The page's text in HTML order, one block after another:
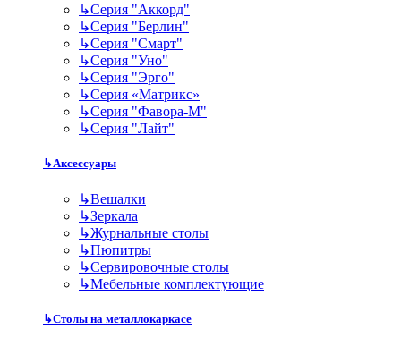
↳Серия "Аккорд"
↳Серия "Берлин"
↳Серия "Смарт"
↳Серия "Уно"
↳Серия "Эрго"
↳Серия «Матрикс»
↳Серия "Фавора-М"
↳Серия "Лайт"
↳Аксессуары
↳Вешалки
↳Зеркала
↳Журнальные столы
↳Пюпитры
↳Сервировочные столы
↳Мебельные комплектующие
↳Столы на металлокаркасе